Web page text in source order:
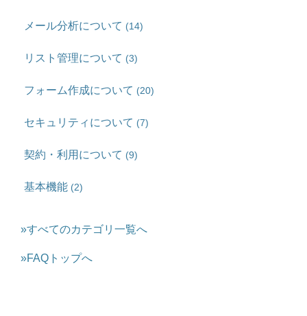
メール分析について (14)
リスト管理について (3)
フォーム作成について (20)
セキュリティについて (7)
契約・利用について (9)
基本機能 (2)
»すべてのカテゴリ一覧へ
»FAQトップへ